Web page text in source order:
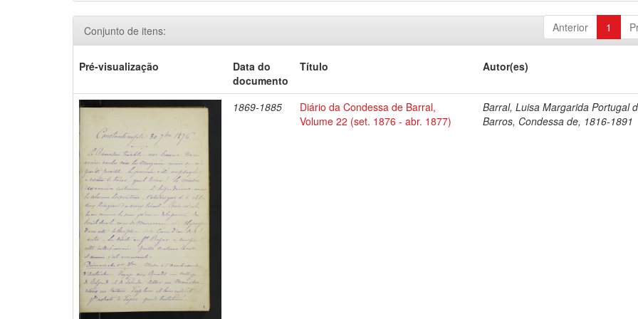
Anterior 1
Conjunto de itens:
Pré-visualização
Data do
documento
Título Autor(es)
1869-1885
Diário da Condessa de Barral,
Volume 22 (set. 1876 - abr. 1877)
Barral, Luisa Margarida Portugal
Barros, Condessa de, 1816-1891